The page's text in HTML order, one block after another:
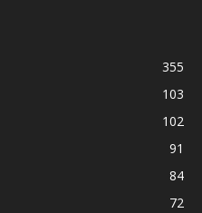
355
103
102
91
84
72